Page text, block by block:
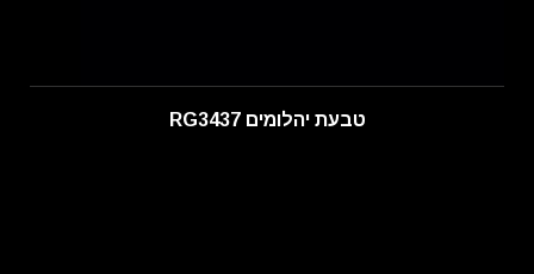
טבעת יהלומים RG3437